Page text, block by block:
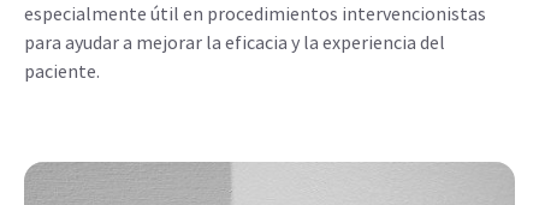
especialmente útil en procedimientos intervencionistas
para ayudar a mejorar la eficacia y la experiencia del
paciente.